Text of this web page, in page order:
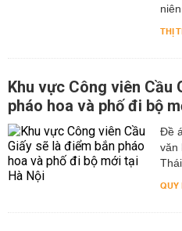
THỊ
Khu vực Công viên Cầu
pháo hoa và phố đi bộ
Đề
văn